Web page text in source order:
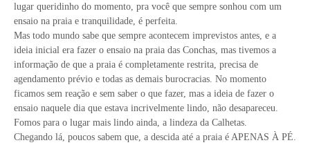
lugar queridinho do momento, pra você que sempre sonhou com um
ensaio na praia e tranquilidade, é perfeita.
Mas todo mundo sabe que sempre acontecem imprevistos antes, e a
ideia inicial era fazer o ensaio na praia das Conchas, mas tivemos a
informação de que a praia é completamente restrita, precisa de
agendamento prévio e todas as demais burocracias. No momento
ficamos sem reação e sem saber o que fazer, mas a ideia de fazer o
ensaio naquele dia que estava incrivelmente lindo, não desapareceu.
Fomos para o lugar mais lindo ainda, a lindeza da Calhetas.
Chegando lá, poucos sabem que, a descida até a praia é APENAS À PÉ.